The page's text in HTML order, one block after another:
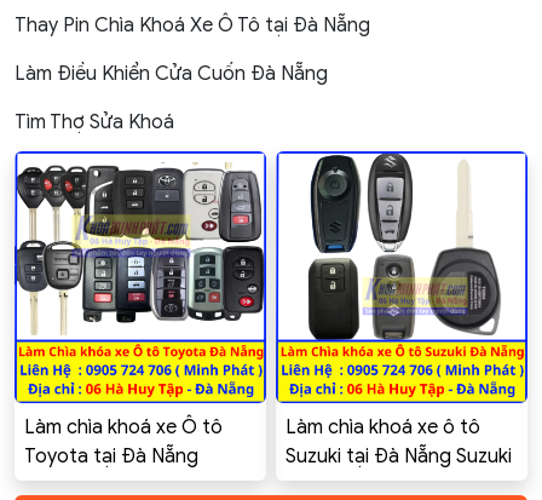
Thay Pin Chìa Khoá Xe Ô Tô tại Đà Nẵng
Làm Điều Khiển Cửa Cuốn Đà Nẵng
Tìm Thợ Sửa Khoá
Làm chìa khoá xe Ô tô
Toyota tại Đà Nẵng
Toyota Innova, Altis,
Làm chìa khoá xe ô tô
Suzuki tại Đà Nẵng Suzuki
Swift Celerio Ciaz Ertiga